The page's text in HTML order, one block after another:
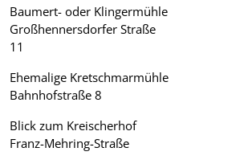
Baumert- oder Klingermühle
Großhennersdorfer Straße
11
Ehemalige Kretschmarmühle
Bahnhofstraße 8
Blick zum Kreischerhof
Franz-Mehring-Straße